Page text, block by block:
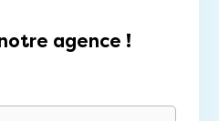
agence !